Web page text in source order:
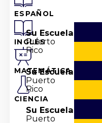
ESPAÑOL
INGLÉS
MATEMÁTICA
CIENCIA
Su Escuela
Puerto
Rico
Su Escuela
Puerto
Rico
Su Escuela
Puerto